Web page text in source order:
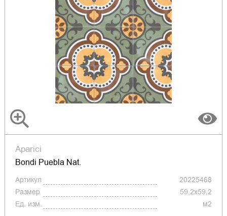
Aparici
Bondi Puebla Nat.
Артикул
20225468
Размер
59,2x59,2
Ед. изм.
м2